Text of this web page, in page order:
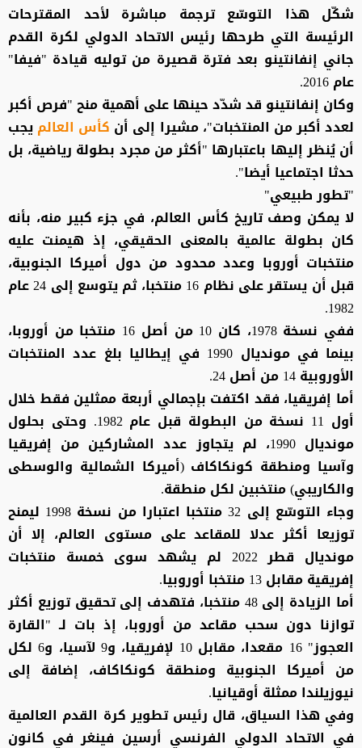
شكّل هذا التوسّع ترجمة مباشرة لأحد المقترحات
الرئيسة التي طرحها رئيس الاتحاد الدولي لكرة القدم
جاني إنفانتينو بعد فترة قصيرة من توليه قيادة "فيفا"
عام 2016.
وكان إنفانتينو قد شدّد حينها على أهمية منح "فرص أكبر
لعدد أكبر من المنتخبات"، مشيرا إلى أن كأس العالميجب
أن يُنظر إليها باعتبارها "أكثر من مجرد بطولة رياضية، بل
حدثا اجتماعيا أيضا".
"تطور طبيعي"
لا يمكن وصف تاريخ كأس العالم، في جزء كبير منه، بأنه
كان بطولة عالمية بالمعنى الحقيقي، إذ هيمنت عليه
منتخبات أوروبا وعدد محدود من دول أميركا الجنوبية،
قبل أن يستقر على نظام 16 منتخبا، ثم يتوسع إلى 24 عام
1982.
ففي نسخة 1978، كان 10 من أصل 16 منتخبا من أوروبا،
بينما في مونديال 1990 في إيطاليا بلغ عدد المنتخبات
الأوروبية 14 من أصل 24.
أما إفريقيا، فقد اكتفت بإجمالي أربعة ممثلين فقط خلال
أول 11 نسخة من البطولة قبل عام 1982. وحتى بحلول
مونديال 1990، لم يتجاوز عدد المشاركين من إفريقيا
وآسيا ومنطقة كونكاكاف (أميركا الشمالية والوسطى
والكاريبي) منتخبين لكل منطقة.
وجاء التوسّع إلى 32 منتخبا اعتبارا من نسخة 1998 ليمنح
توزيعا أكثر عدلا للمقاعد على مستوى العالم، إلا أن
مونديال قطر 2022 لم يشهد سوى خمسة منتخبات
إفريقية مقابل 13 منتخبا أوروبيا.
أما الزيادة إلى 48 منتخبا، فتهدف إلى تحقيق توزيع أكثر
توازنا دون سحب مقاعد من أوروبا، إذ بات لـ "القارة
العجوز" 16 مقعدا، مقابل 10 لإفريقيا، و9 لآسيا، و6 لكل
من أميركا الجنوبية ومنطقة كونكاكاف، إضافة إلى
نيوزيلندا ممثلة أوقيانيا.
وفي هذا السياق، قال رئيس تطوير كرة القدم العالمية
في الاتحاد الدولي الفرنسي أرسين فينغر في كانون